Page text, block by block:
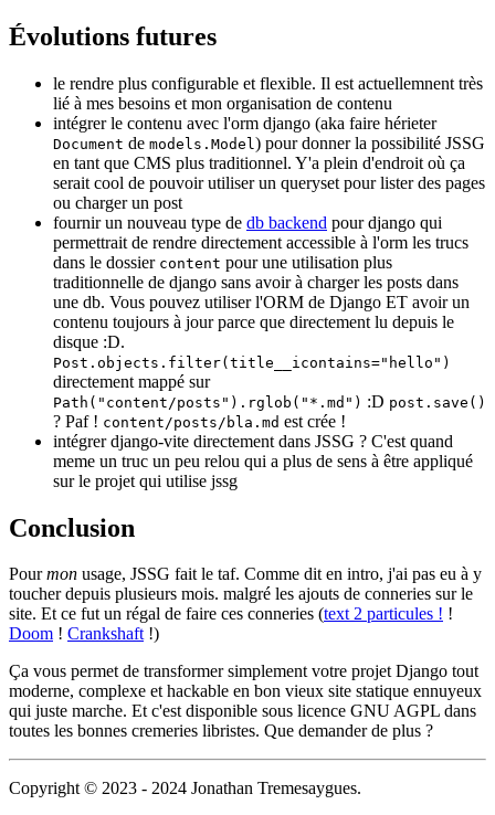
Évolutions futures
le rendre plus configurable et flexible. Il est actuellemnent très
lié à mes besoins et mon organisation de contenu
intégrer le contenu avec l'orm django (aka faire hérieter
Document de models.Model ) pour donner la possibilité JSSG
en tant que CMS plus traditionnel. Y'a plein d'endroit où ça
serait cool de pouvoir utiliser un queryset pour lister des pages
ou charger un post
fournir un nouveau type de db backend pour django qui
permettrait de rendre directement accessible à l'orm les trucs
dans le dossier content pour une utilisation plus
traditionnelle de django sans avoir à charger les posts dans
une db. Vous pouvez utiliser l'ORM de Django ET avoir un
contenu toujours à jour parce que directement lu depuis le
disque :D.
Post.objects.filter(title__icontains="hello")
directement mappé sur
Path("content/posts").rglob("*.md") :D post.save()
? Paf ! content/posts/bla.md est crée !
intégrer django-vite directement dans JSSG ? C'est quand
meme un truc un peu relou qui a plus de sens à être appliqué
sur le projet qui utilise jssg
Conclusion
Pourmon usage, JSSG fait le taf. Comme dit en intro, j'ai pas eu à y
toucher depuis plusieurs mois. malgré les ajouts de conneries sur le
site. Et ce fut un régal de faire ces conneries (text 2 particules ! !
Doom ! Crankshaft!)
Ça vous permet de transformer simplement votre projet Django tout
moderne, complexe et hackable en bon vieux site statique ennuyeux
qui juste marche. Et c'est disponible sous licence GNU AGPL dans
toutes les bonnes cremeries libristes. Que demander de plus ?
Copyright © 2023 - 2024 Jonathan Tremesaygues.